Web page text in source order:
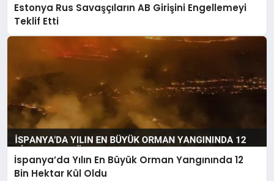
Estonya Rus Savaşçıların AB Girişini Engellemeyi
Teklif Etti
İspanya’da Yılın En Büyük Orman Yangınında 12
Bin Hektar Kül Oldu